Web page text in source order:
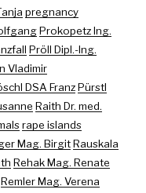
pregnancy
Prokopetz Ing.
Pröll Dipl.-Ing.
Vladimir
DSA FranzPürstl
Raith Dr. med.
rape islands
Mag. BirgitRauskala
Rehak Mag. Renate
Remler Mag. Verena